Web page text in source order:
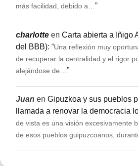
más facilidad, debido a… ”
charlotte en Carta abierta a Iñigo
del BBB): “Una reflexión muy
de recuperar la centralidad y el rigor
alejándose de… ”
Juan en Gipuzkoa y sus pueblos
llamada a renovar la democracia
de vista es una visión excesivamente
de esos pueblos guipuzcoanos,